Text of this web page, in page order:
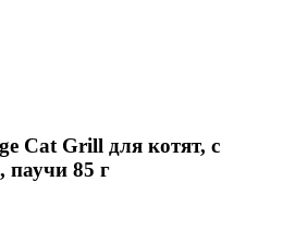
Cat Grill для котят, с
паучи 85 г